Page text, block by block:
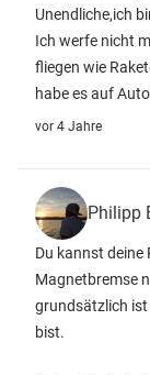
Unendliche,ich
Ich werfe nicht
fliegen wie
habe es auf
vor 4 Jahre
Philipp
Du kannst deine
Magnetbremse
grundsätzlich ist
bist.